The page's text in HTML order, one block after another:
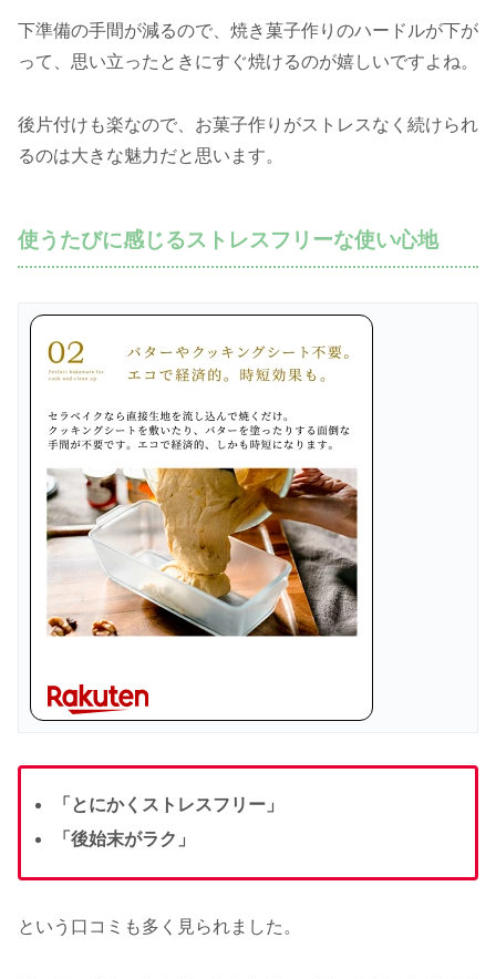
下準備の手間が減るので、焼き菓子作りのハードルが下が
って、思い立ったときにすぐ焼けるのが嬉しいですよね。
後片付けも楽なので、お菓子作りがストレスなく続けられ
るのは大きな魅力だと思います。
使うたびに感じるストレスフリーな使い心地
「とにかくストレスフリー」
「後始末がラク」
という口コミも多く見られました。